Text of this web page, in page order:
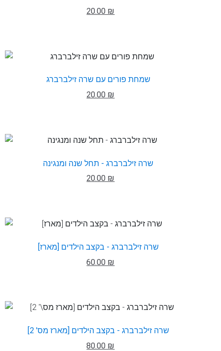
20.00 ₪
שמחת פורים עם שרה זילברברג
20.00 ₪
שרה זילברברג - תחל שנה ומנגינה
20.00 ₪
שרה זילברברג - בקצב הילדים [מארז]
60.00 ₪
שרה זילברברג - בקצב הילדים [מארז מס' 2]
80.00 ₪